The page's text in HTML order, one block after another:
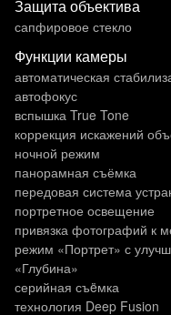
Защита объектива
сапфировое стекло
Функции камеры
автоматическая
автофокус
вспышка True Tone
коррекция искажений
ночной режим
панорамная съёмка
передовая система
портретное освещение
привязка фотографий к
режим «Портрет» с
«Глубина»
серийная съëмка
технология Deep Fusion